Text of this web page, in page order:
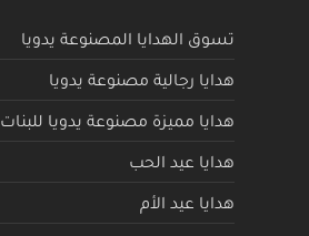
تسوق الهدايا المصنوعة يدويا
هدايا رجالية مصنوعة يدويا
هدايا مميزة مصنوعة يدويا للبنات
هدايا عيد الحب
هدايا عيد الأم